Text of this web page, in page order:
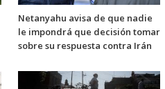
Netanyahu avisa de que nadie
le impondrá que decisión tomar
sobre su respuesta contra Irán